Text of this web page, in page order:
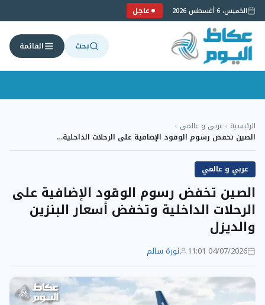
الخميس، 6 أغسطس 2026 عاجل
بحث القائمة
إلى
المحتوى
الرئيسية ›عربي و عالمي ›
الصين تخفض رسوم الوقود الإضافية على الرحلات الداخلية…
عربي و عالمي
الصين تخفض رسوم الوقود الإضافية على
الرحلات الداخلية وتخفض أسعار البنزين
والديزل
04/07/2026 11:01 نورة سالم